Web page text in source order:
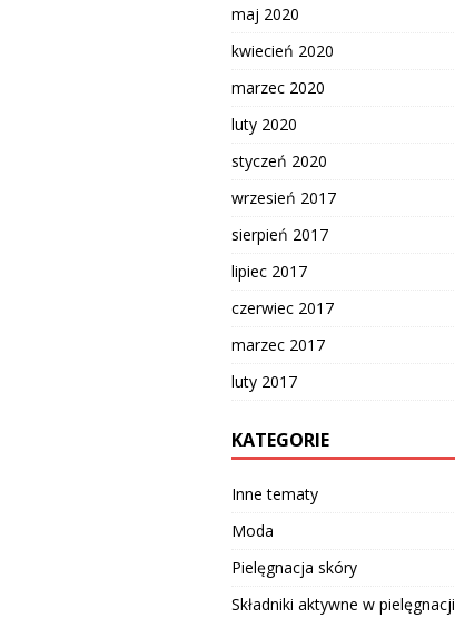
maj 2020
kwiecień 2020
marzec 2020
luty 2020
styczeń 2020
wrzesień 2017
sierpień 2017
lipiec 2017
czerwiec 2017
marzec 2017
luty 2017
KATEGORIE
Inne tematy
Moda
Pielęgnacja skóry
Składniki aktywne w pielęgnacji